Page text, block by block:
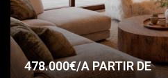
478.000€/A PARTIR DE